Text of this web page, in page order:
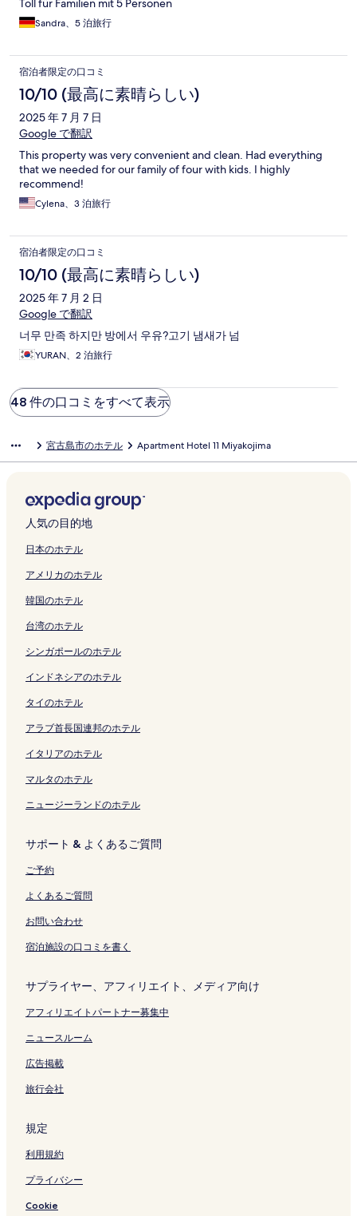
Toll für Familien mit 5 Personen
Sandra、5 泊旅行
宿泊者限定の口コミ
10/10 (最高に素晴らしい)
2025 年 7 月 7 日
Google で翻訳
This property was very convenient and clean. Had everything
that we needed for our family of four with kids. I highly
recommend!
Cylena、3 泊旅行
宿泊者限定の口コミ
10/10 (最高に素晴らしい)
2025 年 7 月 2 日
Google で翻訳
너무 만족 하지만 방에서 우유?고기 냄새가 넘
YURAN、2 泊旅行
48 件の口コミをすべて表示
宮古島市のホテル Apartment Hotel 11 Miyakojima
人気の目的地
日本のホテル
アメリカのホテル
韓国のホテル
台湾のホテル
シンガポールのホテル
インドネシアのホテル
タイのホテル
アラブ首長国連邦のホテル
イタリアのホテル
マルタのホテル
ニュージーランドのホテル
サポート & よくあるご質問
ご予約
よくあるご質問
お問い合わせ
宿泊施設の口コミを書く
サプライヤー、アフィリエイト、メディア向け
アフィリエイトパートナー募集中
ニュースルーム
広告掲載
旅行会社
規定
利用規約
プライバシー
Cookie